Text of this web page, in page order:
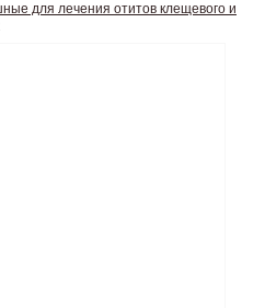
для лечения отитов клещевого и